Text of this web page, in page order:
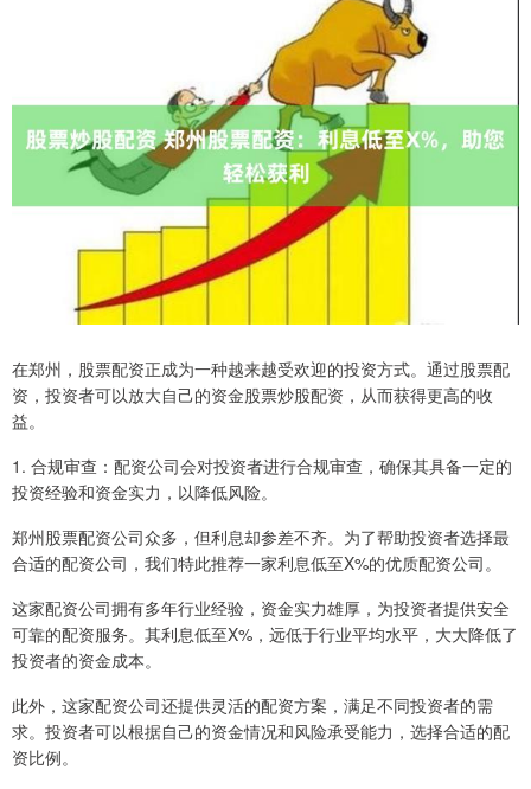
在郑州，股票配资正成为一种越来越受欢迎的投资方式。通过股票配
资，投资者可以放大自己的资金股票炒股配资，从而获得更高的收
益。
1. 合规审查：配资公司会对投资者进行合规审查，确保其具备一定的
投资经验和资金实力，以降低风险。
郑州股票配资公司众多，但利息却参差不齐。为了帮助投资者选择最
合适的配资公司，我们特此推荐一家利息低至X%的优质配资公司。
这家配资公司拥有多年行业经验，资金实力雄厚，为投资者提供安全
可靠的配资服务。其利息低至X%，远低于行业平均水平，大大降低了
投资者的资金成本。
此外，这家配资公司还提供灵活的配资方案，满足不同投资者的需
求。投资者可以根据自己的资金情况和风险承受能力，选择合适的配
资比例。